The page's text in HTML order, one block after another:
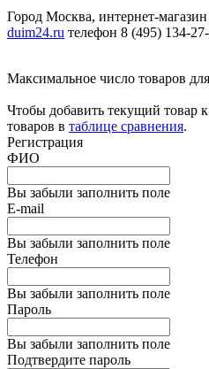
Город Москва, интернет-
duim24.ru телефон 8 (495) 134-
Максимальное число товаров
Чтобы добавить текущий товар
товаров в таблице сравнения.
Регистрация
ФИО
Вы забыли заполнить поле
E-mail
Вы забыли заполнить поле
Телефон
Вы забыли заполнить поле
Пароль
Вы забыли заполнить поле
Подтвердите пароль